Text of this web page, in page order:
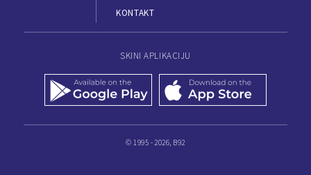
KONTAKT
SKINI APLIKACIJU
© 1995 - 2026, B92